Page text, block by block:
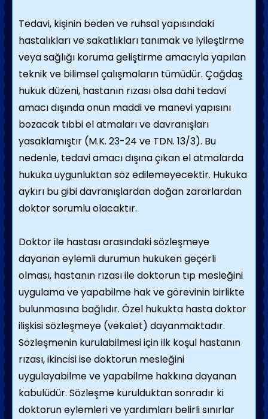
Tedavi, kişinin beden ve ruhsal yapısındaki
hastalıkları ve sakatlıkları tanımak ve iyileştirme
veya sağlığı koruma geliştirme amacıyla yapılan
teknik ve bilimsel çalışmaların tümüdür. Çağdaş
hukuk düzeni, hastanın rızası olsa dahi tedavi
amacı dışında onun maddi ve manevi yapısını
bozacak tıbbi el atmaları ve davranışları
yasaklamıştır (M.K. 23-24 ve TDN. 13/3). Bu
nedenle, tedavi amacı dışına çıkan el atmalarda
hukuka uygunluktan söz edilemeyecektir. Hukuka
aykırı bu gibi davranışlardan doğan zararlardan
doktor sorumlu olacaktır.
Doktor ile hastası arasındaki sözleşmeye
dayanan eylemli durumun hukuken geçerli
olması, hastanın rızası ile doktorun tıp mesleğini
uygulama ve yapabilme hak ve görevinin birlikte
bulunmasına bağlıdır. Özel hukukta hasta doktor
ilişkisi sözleşmeye (vekalet) dayanmaktadır.
Sözleşmenin kurulabilmesi için ilk koşul hastanın
rızası, ikincisi ise doktorun mesleğini
uygulayabilme ve yapabilme hakkına dayanan
kabulüdür. Sözleşme kurulduktan sonradır ki
doktorun eylemleri ve yardımları belirli sınırlar